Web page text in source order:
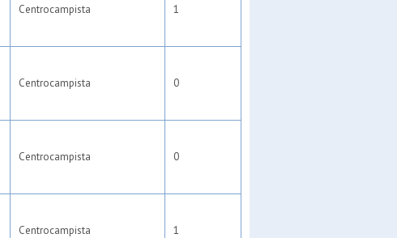
Centrocampista 1
Centrocampista 0
Centrocampista 0
Centrocampista 1